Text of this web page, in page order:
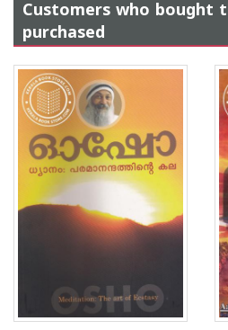
Customers who bought
purchased